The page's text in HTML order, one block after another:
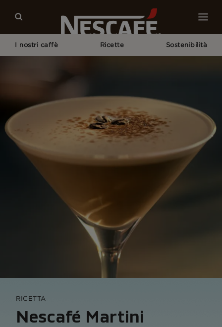
I nostri caffè Ricette Sostenibilità
RICETTA
Nescafé Martini